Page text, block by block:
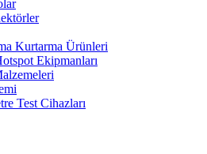
Kurtarma Ürünleri
Ekipmanları
Test Cihazları